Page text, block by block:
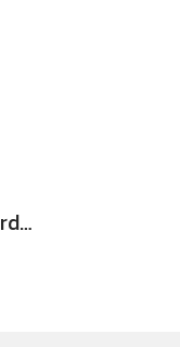
SHINING LED Solar Garden Magic 2 in 20W